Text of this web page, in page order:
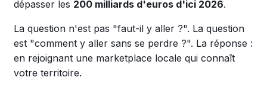
dépasser les 200 milliards d'euros d'ici 2026.
La question n'est pas "faut-il y aller ?". La question
est "comment y aller sans se perdre ?". La réponse :
en rejoignant une marketplace locale qui connaît
votre territoire.